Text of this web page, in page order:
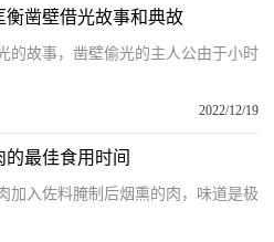
凿壁借光故事和典故
的故事，凿壁偷光的主人公由于小时
2022/12/19
最佳食用时间
加入佐料腌制后烟熏的肉，味道是极